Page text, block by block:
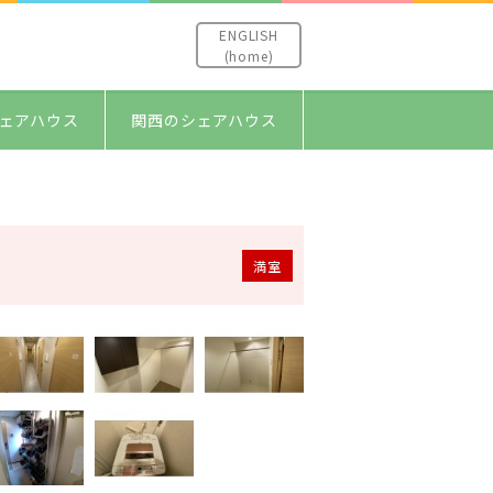
ENGLISH
(home)
アハウス 関西のシェアハウス
満室